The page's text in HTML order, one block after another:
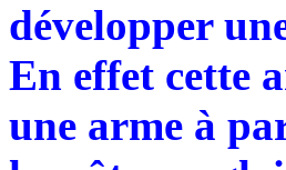
développer
En effet cette
une arme à